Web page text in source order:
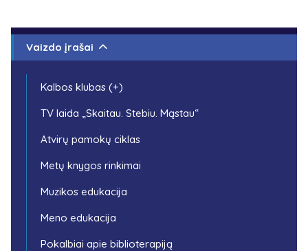
Vaizdo įrašai
Kalbos klubas (+)
TV laida „Skaitau. Stebiu. Mąstau“
Atvirų pamokų ciklas
Metų knygos rinkimai
Muzikos edukacija
Meno edukacija
Pokalbiai apie biblioterapiją